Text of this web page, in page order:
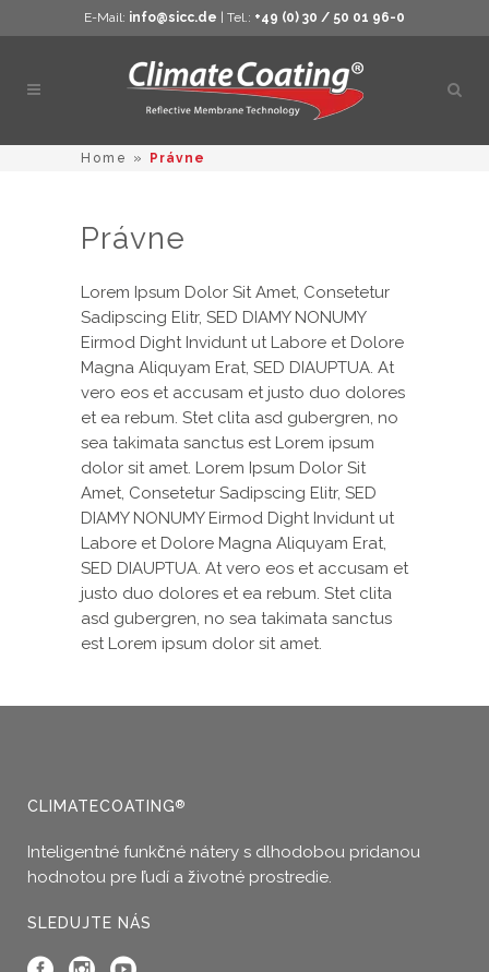
E-Mail: info@sicc.de | Tel.: +49 (0) 30 / 50 01 96-0
Home » Právne
Právne
Lorem Ipsum Dolor Sit Amet, Consetetur
Sadipscing Elitr, SED DIAMY NONUMY
Eirmod Dight Invidunt ut Labore et Dolore
Magna Aliquyam Erat, SED DIAUPTUA. At
vero eos et accusam et justo duo dolores
et ea rebum. Stet clita asd gubergren, no
sea takimata sanctus est Lorem ipsum
dolor sit amet. Lorem Ipsum Dolor Sit
Amet, Consetetur Sadipscing Elitr, SED
DIAMY NONUMY Eirmod Dight Invidunt ut
Labore et Dolore Magna Aliquyam Erat,
SED DIAUPTUA. At vero eos et accusam et
justo duo dolores et ea rebum. Stet clita
asd gubergren, no sea takimata sanctus
est Lorem ipsum dolor sit amet.
CLIMATECOATING®
Inteligentné funkčné nátery s dlhodobou pridanou
hodnotou pre ľudí a životné prostredie.
SLEDUJTE NÁS